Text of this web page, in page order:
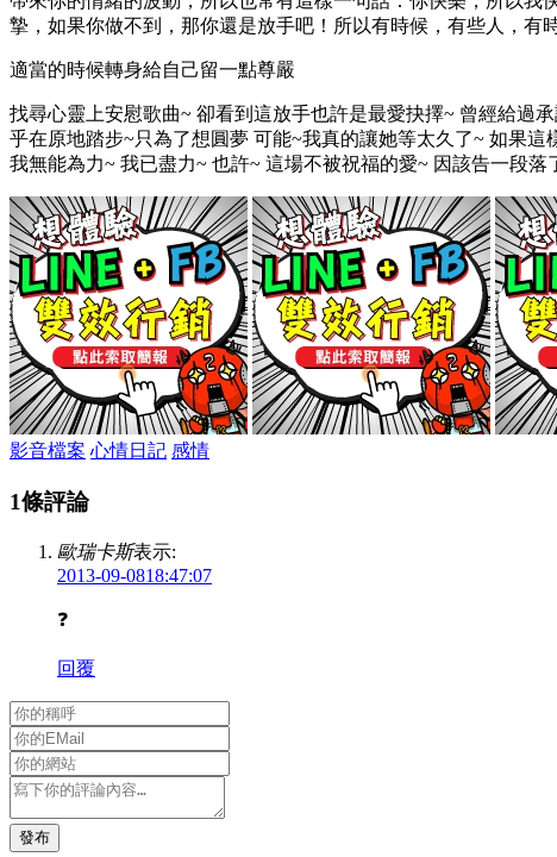
摯，如果你做不到，那你還是放手吧！所以有時候，有些人，有
適當的時候轉身給自己留一點尊嚴
找尋心靈上安慰歌曲~ 卻看到這放手也許是最愛抉擇~ 曾經給過
乎在原地踏步~只為了想圓夢 可能~我真的讓她等太久了~ 如果
我無能為力~ 我已盡力~ 也許~ 這場不被祝福的愛~ 因該告一段落
影音檔案 心情日記 感情
1條評論
歐瑞卡斯表示:
2013-09-0818:47:07
❓
回覆
發布